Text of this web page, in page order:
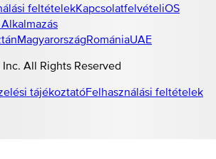
feltételekKapcsolatfelvételiOS
MagyarországRomániaUAE
, Inc. All Rights Reserved
tájékoztatóFelhasználási feltételek